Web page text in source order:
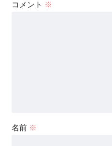
コメント ※
名前 ※